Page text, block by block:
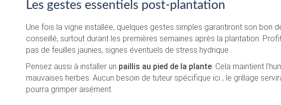
Les gestes essentiels post-plantation
Une fois la vigne installée, quelques gestes simples garantiront son bon
conseillé, surtout durant les premières semaines après la plantation.
pas de feuilles jaunies, signes éventuels de stress hydrique.
Pensez aussi à installer un paillis au pied de la plante . Cela maintient
mauvaises herbes. Aucun besoin de tuteur spécifique ici ; le grillage
pourra grimper aisément.